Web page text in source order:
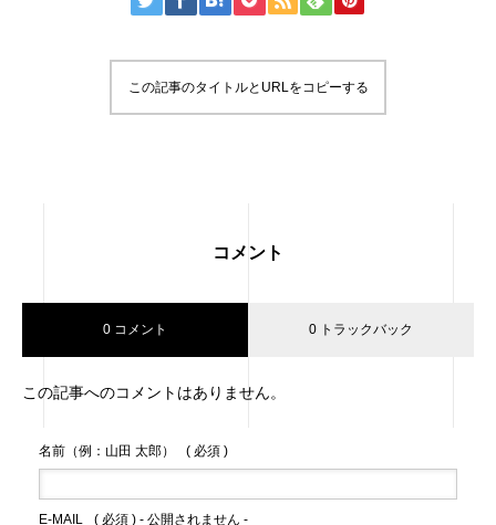
この記事のタイトルとURLをコピーする
コメント
0 コメント 0 トラックバック
この記事へのコメントはありません。
名前（例：山田 太郎） ( 必須 )
E-MAIL ( 必須 ) - 公開されません -